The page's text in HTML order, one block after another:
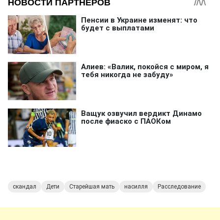
скандал Дети Старейшая мать насилля Расследование